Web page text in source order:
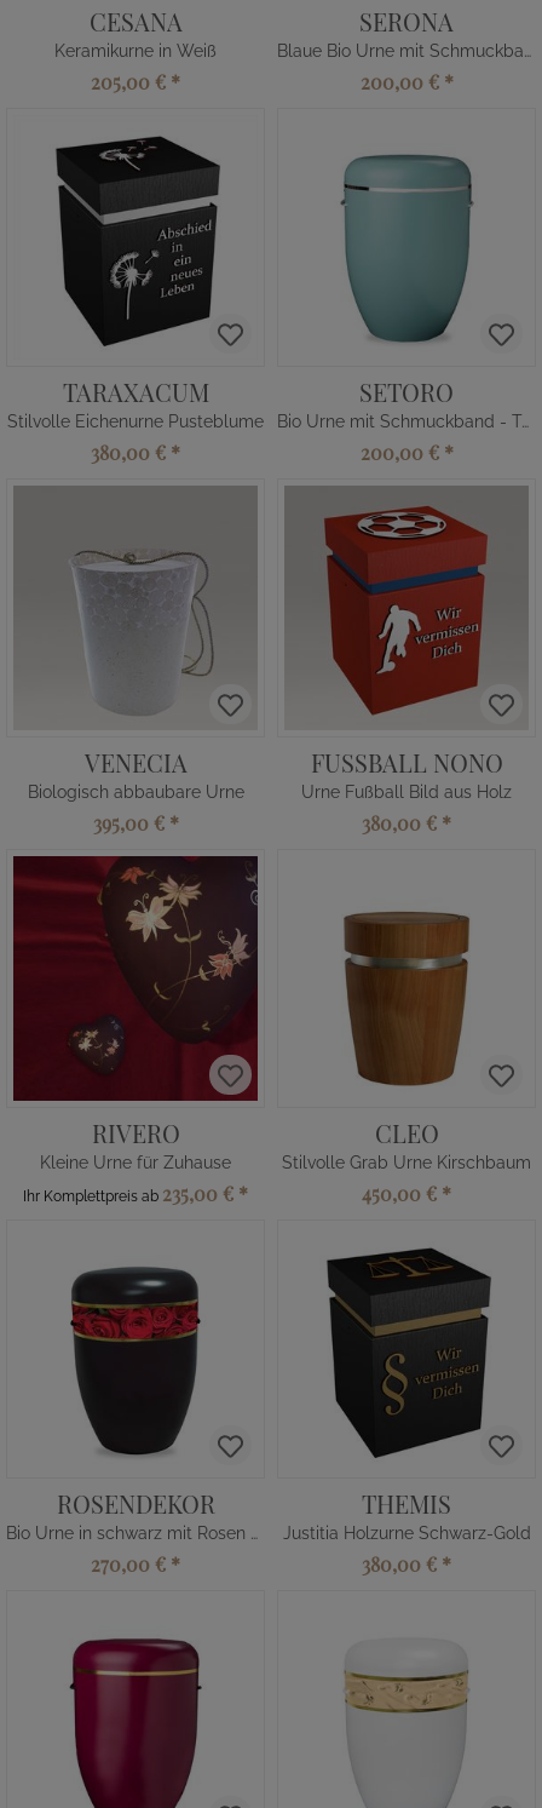
CESANA
Keramikurne in Weiß
205,00 € *
SERONA
Blaue Bio Urne mit Schmuckband
200,00 € *
TARAXACUM
Stilvolle Eichenurne Pusteblume
380,00 € *
SETORO
Bio Urne mit Schmuckband - Türkis
200,00 € *
VENECIA
Biologisch abbaubare Urne
395,00 € *
FUSSBALL NONO
Urne Fußball Bild aus Holz
380,00 € *
RIVERO
Kleine Urne für Zuhause
Ihr Komplettpreis ab 235,00 € *
CLEO
Stilvolle Grab Urne Kirschbaum
450,00 € *
ROSENDEKOR
Bio Urne in schwarz mit Rosen Dekorband
270,00 € *
THEMIS
Justitia Holzurne Schwarz-Gold
380,00 € *